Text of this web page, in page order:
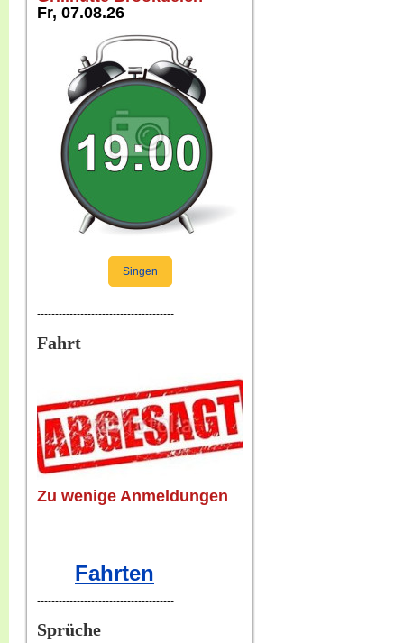
Fr, 07.08.26
Singen
--------------------------------------
Fahrt
Zu wenige Anmeldungen
Fahrten
--------------------------------------
Sprüche